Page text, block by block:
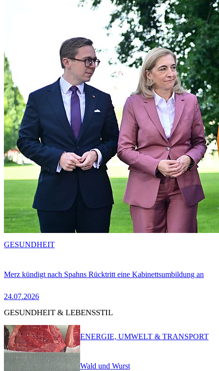
Merz kündigt nach Spahns Rücktritt eine Kabinettsumbildung an
24.07.2026
GESUNDHEIT
GESUNDHEIT & LEBENSSTIL
Wald und Wurst
ENERGIE, UMWELT & TRANSPORT